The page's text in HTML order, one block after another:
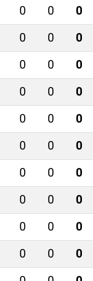
0 0
0
0 0
0
0 0
0
0 0
0
0 0
0
0 0
0
0 0
0
0 0
0
0 0
0
0 0
0